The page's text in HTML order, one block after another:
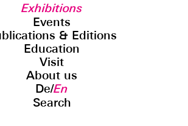
Exhibitions
Events
& Editions
Education
Visit
About us
De/En
Search